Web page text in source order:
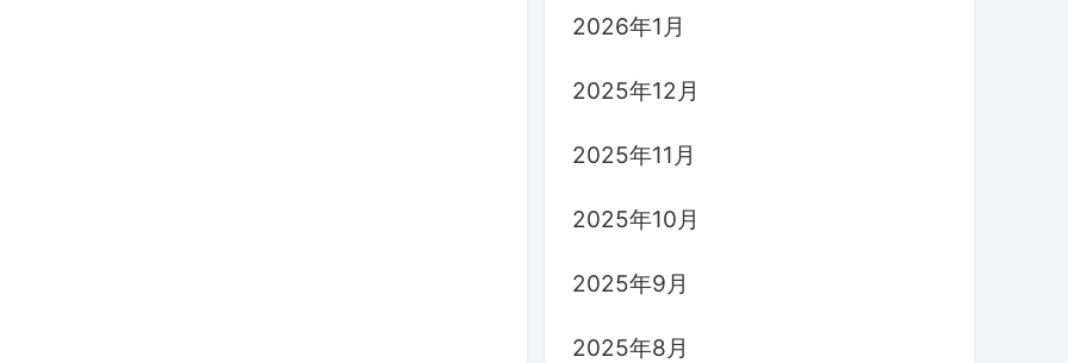
2026年1月
2025年12月
2025年11月
2025年10月
2025年9月
2025年8月